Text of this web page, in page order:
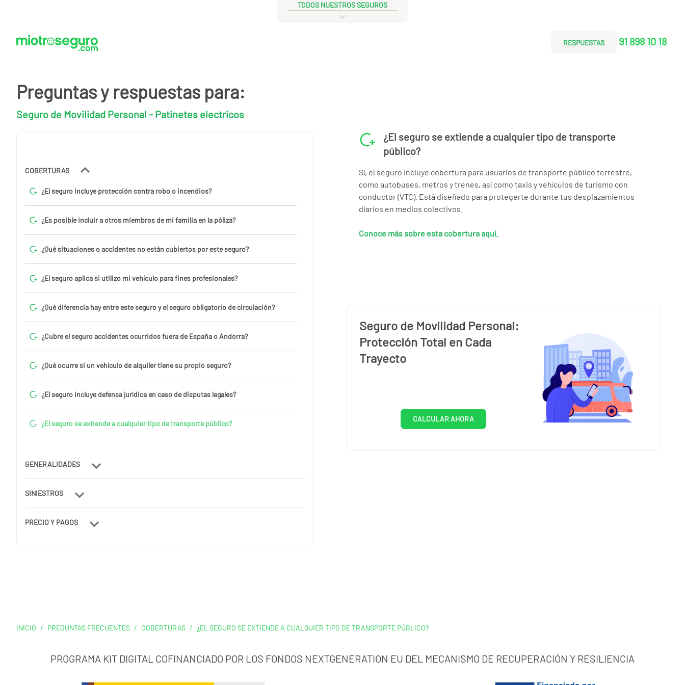
TODOS NUESTROS SEGUROS
RESPUESTAS 91 898 10 18
Preguntas y respuestas para:
Seguro de Movilidad Personal - Patinetes electricos
COBERTURAS
¿El seguro incluye protección contra robo o incendios?
¿Es posible incluir a otros miembros de mi familia en la póliza?
¿Qué situaciones o accidentes no están cubiertos por este seguro?
¿El seguro aplica si utilizo mi vehículo para fines profesionales?
¿Qué diferencia hay entre este seguro y el seguro obligatorio de circulación?
¿Cubre el seguro accidentes ocurridos fuera de España o Andorra?
¿Qué ocurre si un vehículo de alquiler tiene su propio seguro?
¿El seguro incluye defensa jurídica en caso de disputas legales?
¿El seguro se extiende a cualquier tipo de transporte público?
GENERALIDADES
SINIESTROS
PRECIO Y PAGOS
¿El seguro se extiende a cualquier tipo de transporte
público?
Sí, el seguro incluye cobertura para usuarios de transporte público terrestre,
como autobuses, metros y trenes, así como taxis y vehículos de turismo con
conductor (VTC). Está diseñado para protegerte durante tus desplazamientos
diarios en medios colectivos.
Conoce más sobre esta cobertura aquí.
Seguro de Movilidad Personal:
Protección Total en Cada
Trayecto
CALCULAR AHORA
INICIO / PREGUNTAS FRECUENTES / COBERTURAS / ¿EL SEGURO SE EXTIENDE A CUALQUIER TIPO DE TRANSPORTE PÚBLICO?
PROGRAMA KIT DIGITAL COFINANCIADO POR LOS FONDOS NEXTGENERATION EU DEL MECANISMO DE RECUPERACIÓN Y RESILIENCIA